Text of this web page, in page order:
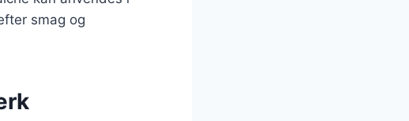
smag og